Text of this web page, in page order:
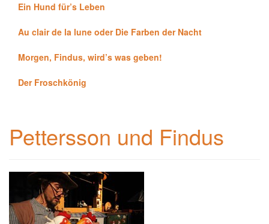
Ein Hund für’s Leben
Au clair de la lune oder Die Farben der Nacht
Morgen, Findus, wird’s was geben!
Der Froschkönig
Pettersson und Findus